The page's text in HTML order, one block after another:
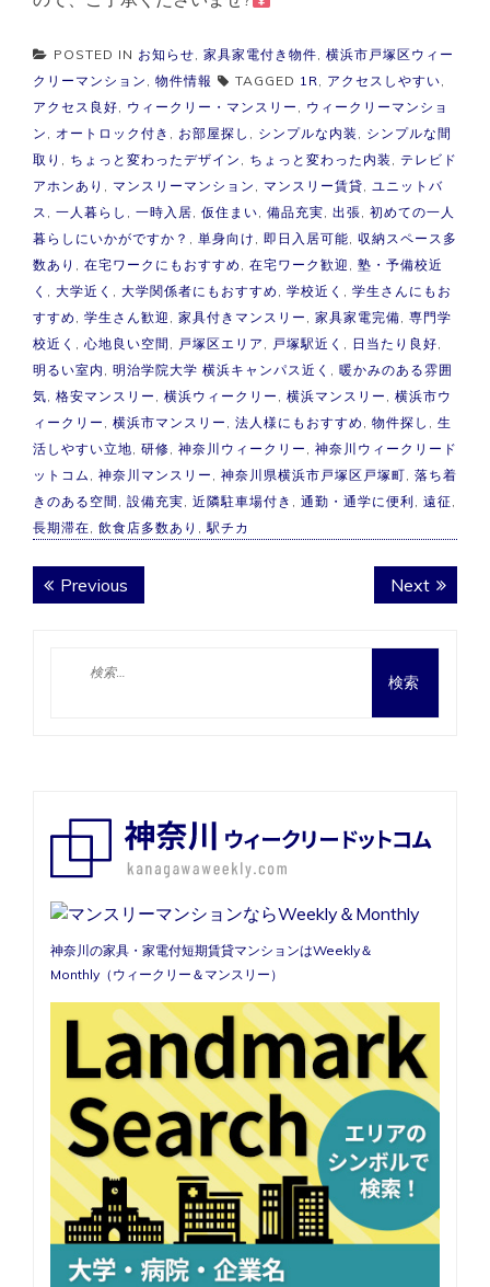
POSTED IN お知らせ, 家具家電付き物件, 横浜市戸塚区ウィー
クリーマンション , 物件情報 TAGGED 1R, アクセスしやすい,
アクセス良好, ウィークリー・マンスリー , ウィークリーマンショ
ン , オートロック付き , お部屋探し , シンプルな内装 , シンプルな間
取り , ちょっと変わったデザイン , ちょっと変わった内装 , テレビド
アホンあり , マンスリーマンション , マンスリー賃貸, ユニットバ
ス , 一人暮らし , 一時入居, 仮住まい, 備品充実, 出張, 初めての一人
暮らしにいかがですか？ , 単身向け , 即日入居可能, 収納スペース多
数あり , 在宅ワークにもおすすめ , 在宅ワーク歓迎 , 塾・予備校近
く , 大学近く , 大学関係者にもおすすめ , 学校近く , 学生さんにもお
すすめ , 学生さん歓迎 , 家具付きマンスリー , 家具家電完備, 専門学
校近く , 心地良い空間 , 戸塚区エリア , 戸塚駅近く , 日当たり良好,
明るい室内 , 明治学院大学 横浜キャンパス近く , 暖かみのある雰囲
気, 格安マンスリー , 横浜ウィークリー , 横浜マンスリー , 横浜市ウ
ィークリー , 横浜市マンスリー , 法人様にもおすすめ , 物件探し , 生
活しやすい立地, 研修, 神奈川ウィークリー , 神奈川ウィークリード
ットコム , 神奈川マンスリー , 神奈川県横浜市戸塚区戸塚町, 落ち着
きのある空間 , 設備充実, 近隣駐車場付き , 通勤・通学に便利 , 遠征,
長期滞在, 飲食店多数あり ,駅チカ
投
ョ
ン
Previous
post:
NextNext
post:
神奈川の家具・家電付短期賃貸マンションはWeekly＆
Monthly（ウィークリー＆マンスリー）